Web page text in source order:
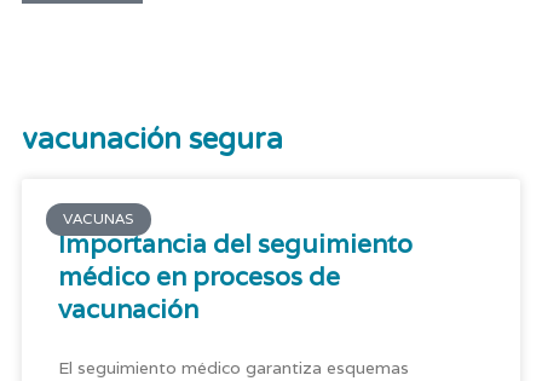
vacunación segura
VACUNAS
Importancia del seguimiento
médico en procesos de
vacunación
El seguimiento médico garantiza esquemas